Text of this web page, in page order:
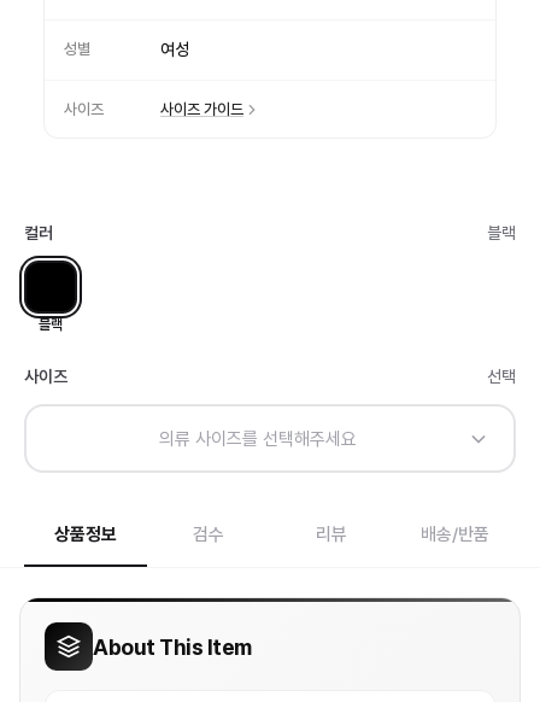
성별 여성
사이즈 사이즈 가이드
컬러 블랙
블랙
사이즈 선택
의류 사이즈를 선택해주세요
상품정보 검수 리뷰 배송/반품
About This Item